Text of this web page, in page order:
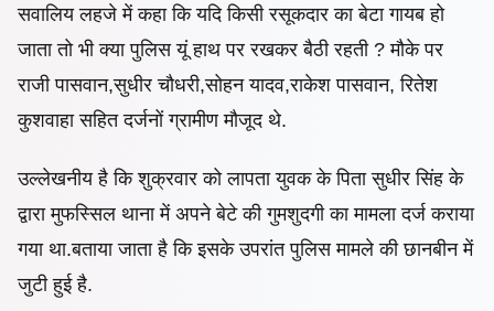
सवालिय लहजे में कहा कि यदि किसी रसूकदार का बेटा गायब हो
जाता तो भी क्या पुलिस यूं हाथ पर रखकर बैठी रहती ? मौके पर
राजी पासवान,सुधीर चौधरी,सोहन यादव,राकेश पासवान, रितेश
कुशवाहा सहित दर्जनों ग्रामीण मौजूद थे.
उल्लेखनीय है कि शुक्रवार को लापता युवक के पिता सुधीर सिंह के
द्वारा मुफस्सिल थाना में अपने बेटे की गुमशुदगी का मामला दर्ज कराया
गया था.बताया जाता है कि इसके उपरांत पुलिस मामले की छानबीन में
जुटी हुई है.